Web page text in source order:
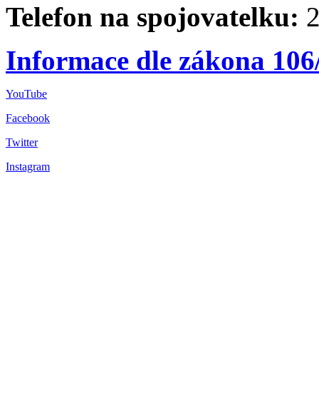
Telefon na spojovatelku:
Informace dle zákona
YouTube
Facebook
Twitter
Instagram